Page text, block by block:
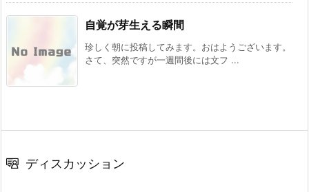
自覚が芽生える瞬間
珍しく朝に投稿してみます。おはようございます。
さて、突然ですが一週間後には文フ ...
ディスカッション